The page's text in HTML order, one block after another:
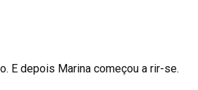
E depois Marina começou a rir-se.